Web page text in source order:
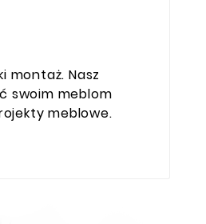
montaż. Nasz
swoim meblom
meblowe.